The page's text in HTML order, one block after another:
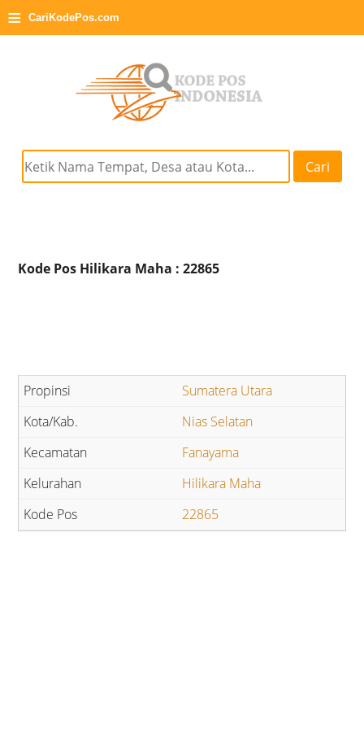
≡ CariKodePos.com
Cari
Kode Pos Hilikara Maha : 22865
Sumatera Utara
Nias Selatan
Fanayama
Hilikara Maha
22865